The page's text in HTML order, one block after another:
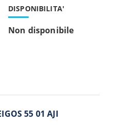
DISPONIBILITA'
Non disponibile
55 01 AJI